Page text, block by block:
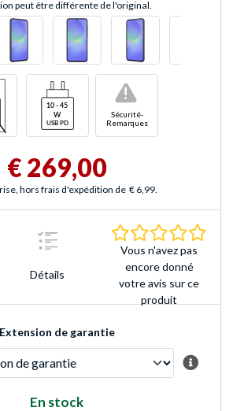
peut être différente de l'original.
Sécurité-
Remarques
!
€ 269,00
hors frais d'expédition de € 6,99.
Détails
Vous n'avez pas
encore donné
votre avis sur ce
produit
Extension de garantie
En stock